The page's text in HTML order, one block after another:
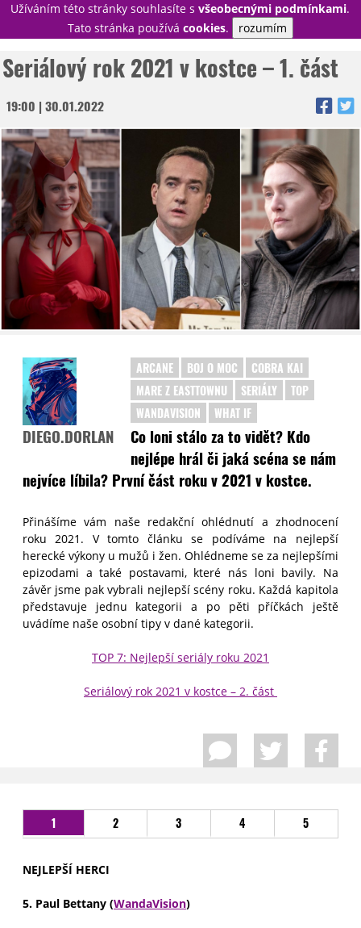
Užíváním této stránky souhlasíte svšeobecnými podmínkami.
Tato stránka používá cookies. rozumím
PŘIHLÁSIT
NOVINKY
TÉMATA
RECENZE
EPIZODY
KULT
TRAILERY
GALERIE
DISKUZE
STATISTIKY
TIRÁŽ
Seriálový rok 2021 v kostce – 1. část
19:00 | 30.01.2022
DIEGO.DORLAN
ARCANE BOJ O MOC
COBRA KAI
MARE Z EASTTOWNU
SERIÁLY
TOP
WANDAVISION
WHAT IF
Co loni stálo za to vidět? Kdo
nejlépe hrál či jaká scéna se nám
nejvíce líbila? První část roku v 2021 v kostce.
Přinášíme vám naše redakční ohlédnutí a zhodnocení
roku 2021. V tomto článku se podíváme na nejlepší
herecké výkony u mužů i žen. Ohlédneme se za nejlepšími
epizodami a také postavami, které nás loni bavily. Na
závěr jsme pak vybrali nejlepší scény roku. Každá kapitola
představuje jednu kategorii a po pěti příčkách ještě
uvádíme naše osobní tipy v dané kategorii.
TOP 7: Nejlepší seriály roku 2021
Seriálový rok 2021 v kostce – 2. část
1 2 3 4 5
NEJLEPŠÍ HERCI
5. Paul Bettany (WandaVision)